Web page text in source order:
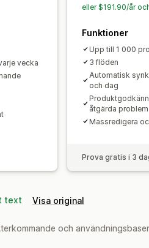
vecka
eller $191.90/år
Funktioner
Upp till 1 000
3 flöden
Automatisk
och dag
åtgärda problem
Massredigera
Prova gratis i 3
text Visa original
och